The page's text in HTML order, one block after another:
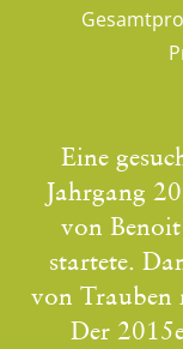
Eine
Jahrgang
von
startete.
von Trauben
Der